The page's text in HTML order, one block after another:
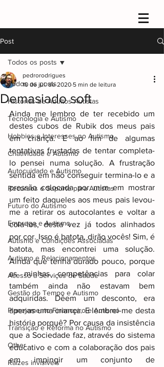
Post
Todos os posts
Histórias de Adultos Autistas
Tecnologia e Autismo
Hobbies e Interesses no Autismo
Criatividade e Autismo
Autocuidado e Autismo
Recursos e Suporte para Autistas
Futuro do Autismo
Emprego e Autismo
Autismo e Condições Associadas
Autismo e Relacionamentos
Acesso a Serviços de Saúde
Gestão do Tempo e Autismo
Planejamento Financeiro e Autismo
Transição e Reforma no Autismo
Other
Raizes invisiveis
Todos os posts
Demasiado soft
pedrorodrigues
10 de jul. de 2020 5 min de leitura
Ainda me lembro de ter recebido um
destes cubos de Rubik dos meus pais
em criança. E ao fim de algumas
tentativas frustadas de tentar completa-
lo pensei numa solução. A frustração
sentida em não conseguir termina-lo e a
pressão colocada por mim em mostrar
um feito daqueles aos meus pais levou-
me a retirar os autocolantes e voltar a
cola-los, desta vez já todos alinhados
por cor. Isso é batota, dirão vocês! Sim, é
batota, mas encontrei uma solução.
Ainda que tenha durado pouco, porque
as minhas competências para colar
também ainda não estavam bem
adquiridas. Dêem um desconto, era
apenas uma criança. E lembrei-me desta
história porquê? Por causa da insistência
que a Sociedade faz, através do sistema
educativo e com a colaboração dos pais
em impingir um conjunto de